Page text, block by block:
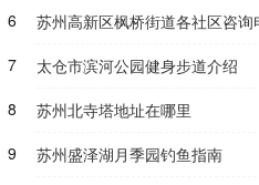
6
苏州高新区枫桥街道各社区咨询
7
太仓市滨河公园健身步道介绍
8
苏州北寺塔地址在哪里
9
苏州盛泽湖月季园钓鱼指南